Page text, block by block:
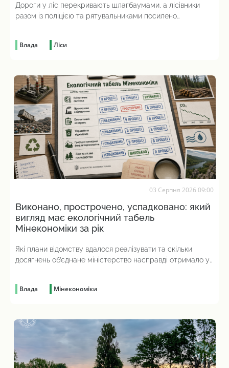
Дороги у ліс перекривають шлагбаумами, а лісівники
разом із поліцією та рятувальниками посилено
Влада Ліси
03 Серпня 2026 09:00
Виконано, прострочено, успадковано: який
вигляд має екологічний табель
Мінекономіки за рік
Які плани відомству вдалося реалізувати та скільки
досягнень об’єднане міністерство насправді отримало у
Влада Мінекономіки